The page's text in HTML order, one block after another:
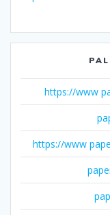
https://www
https://www